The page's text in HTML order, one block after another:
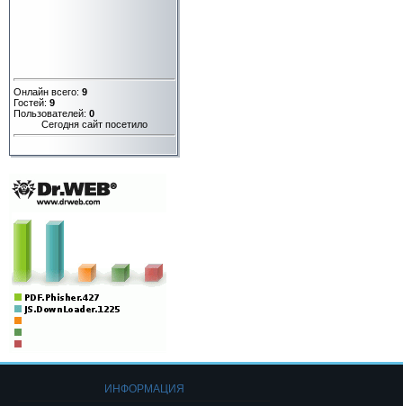
Онлайн всего: 9
Гостей: 9
Пользователей: 0
Сегодня сайт посетило
ИНФОРМАЦИЯ